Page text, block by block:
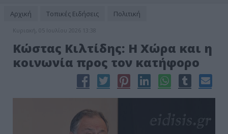
Αρχική Τοπικές Ειδήσεις Πολιτική
Κυριακή, 05 Ιουλίου 2026 13:38
Κώστας Κιλτίδης: Η Χώρα και η
κοινωνία προς τον κατήφορο